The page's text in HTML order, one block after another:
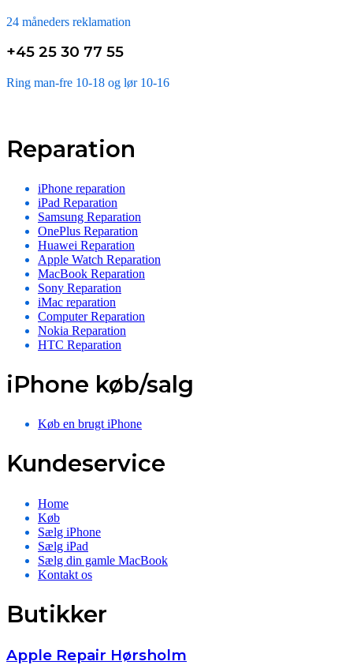
24 måneders reklamation
+45 25 30 77 55
Ring man-fre 10-18 og lør 10-16
Reparation
iPhone reparation
iPad Reparation
Samsung Reparation
OnePlus Reparation
Huawei Reparation
Apple Watch Reparation
MacBook Reparation
Sony Reparation
iMac reparation
Computer Reparation
Nokia Reparation
HTC Reparation
iPhone køb/salg
Køb en brugt iPhone
Kundeservice
Home
Køb
Sælg iPhone
Sælg iPad
Sælg din gamle MacBook
Kontakt os
Butikker
Apple Repair Hørsholm